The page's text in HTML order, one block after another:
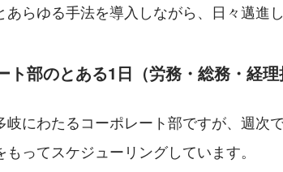
あらゆる手法を導入しながら、日々邁進し
ト部のとある1日（労務・総務・経理
岐にわたるコーポレート部ですが、週次
ってスケジューリングしています。